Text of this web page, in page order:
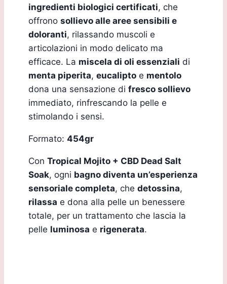
ingredienti biologici certificati, che
offrono sollievo alle aree sensibili e
doloranti, rilassando muscoli e
articolazioni in modo delicato ma
efficace. La miscela di oli essenziali di
menta piperita, eucalipto e mentolo
dona una sensazione di fresco sollievo
immediato, rinfrescando la pelle e
stimolando i sensi.
Formato: 454gr
Con Tropical Mojito + CBD Dead Salt
Soak, ogni bagno diventa un’esperienza
sensoriale completa, che detossina,
rilassa e dona alla pelle un benessere
totale, per un trattamento che lascia la
pelle luminosa e rigenerata.